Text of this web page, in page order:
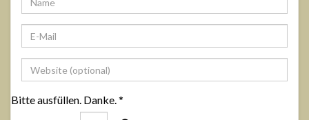
Bitte ausfüllen. Danke.*